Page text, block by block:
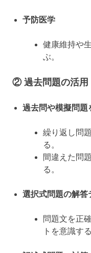
予防医学
健康維持や
ぶ。
② 過去問題の活用
過去問や模擬問題
繰り返し問
る。
間違えた問
る。
選択式問題の解答
問題文を正
トを意識する